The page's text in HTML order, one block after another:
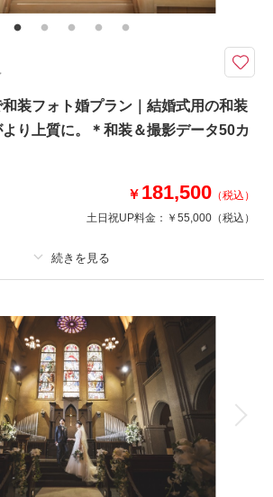
う＊上質で豊富なラインナップから選ぶウエディ
ィング
内の人気ロケーションを豊富にご用意。
撮影場所により別途追加料金が発生いたします。※
用料が発生する場合は実費となります。
撮影日の空き
を確認する
装フォト婚プラン｜結婚式用の和装
り上質に。＊和装＆撮影データ50カ
￥ 181,500 （税込）
土日祝UP料金： ￥55,000 （税込）
新婦衣装1着
ヘアメイク 小物一式
データ 50 カット 台紙付写真
会食 挙式
家族用衣装レンタル ペットと撮影
その他含むもの
をご希望の場合は、オプションにてご案内いたしま